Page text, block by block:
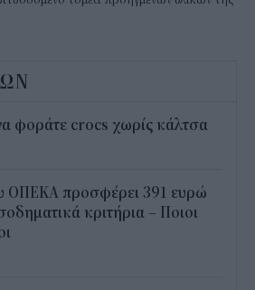
να φοράτε crocs χωρίς κάλτσα
ΟΠΕΚΑ προσφέρει 391 ευρώ
κριτήρια – Ποιοι